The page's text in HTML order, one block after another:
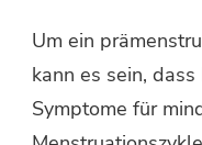
Um ein
kann es sein,
Symptome für